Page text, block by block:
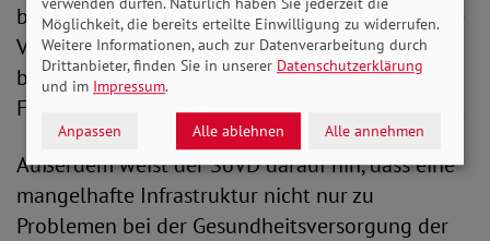
bedarfsorientierte Planung für eine barrierefreie
Versorgung, die insbesondere die Belange von
behinderten und älteren Menschen sowie von
Frauen und Familien mit Kindern berücksichtigt.
Außerdem weist der SoVD darauf hin, dass eine
mangelhafte Infrastruktur nicht nur zu
Problemen bei der Gesundheitsversorgung der
Möglichkeit, die bereits erteilte Einwilligung zu widerrufen.
Weitere Informationen, auch zur Datenverarbeitung durch
Drittanbieter, finden Sie in unserer Datenschutzerklärung
und im Impressum.
Anpassen Alle ablehnen Alle annehmen